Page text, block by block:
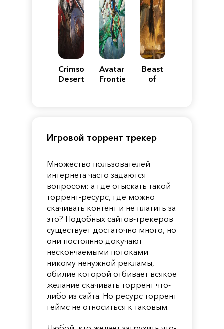
Crimson
Desert
Avatar:
Frontiers
Beast
of
Игровой торрент трекер
Множество пользователей
интернета часто задаются
вопросом: а где отыскать такой
торрент-ресурс, где можно
скачивать контент и не платить за
это? Подобных сайтов-трекеров
существует достаточно много, но
они постоянно докучают
нескончаемыми потоками
никому ненужной рекламы,
обилие которой отбивает всякое
желание скачивать торрент что-
либо из сайта. Но ресурс торрент
геймс не относиться к таковым.